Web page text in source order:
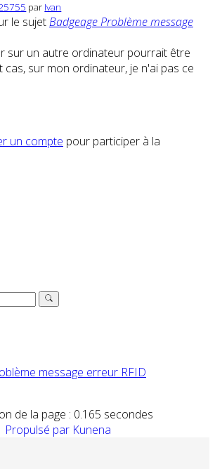
par Ivan
le sujetBadgeage Problème message
sur un autre ordinateur pourrait être
cas, sur mon ordinateur, je n'ai pas ce
un compte pour participer à la
message erreur RFID
de la page : 0.165 secondes
Propulsé par Kunena